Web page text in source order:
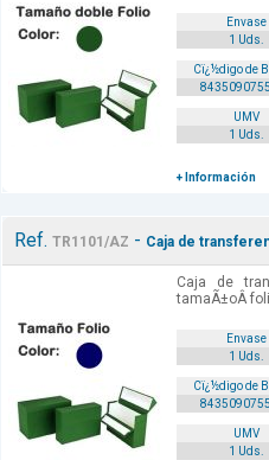
Envase
1 Uds.
Cï¿½digo de
UMV
1 Uds.
+ Información
Ref. TR1101/AZ - Caja de
Caja de
tamaÃ±oÂ
Envase
1 Uds.
Cï¿½digo de
UMV
1 Uds.